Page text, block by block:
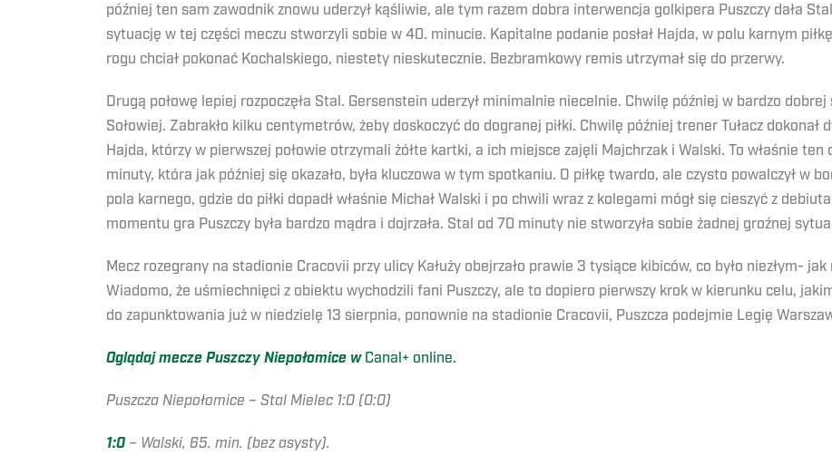
później ten sam zawodnik znowu uderzył kąśliwie, ale tym razem dobra interwencja golkipera Puszczy dała
sytuację w tej części meczu stworzyli sobie w 40. minucie. Kapitalne podanie posłał Hajda, w polu karnym
rogu chciał pokonać Kochalskiego, niestety nieskutecznie. Bezbramkowy remis utrzymał się do przerwy.
Drugą połowę lepiej rozpoczęła Stal. Gersenstein uderzył minimalnie niecelnie. Chwilę później w bardzo
Sołowiej. Zabrakło kilku centymetrów, żeby doskoczyć do dogranej piłki. Chwilę później trener Tułacz
Hajda, którzy w pierwszej połowie otrzymali żółte kartki, a ich miejsce zajęli Majchrzak i Walski. To właśnie
minuty, która jak później się okazało, była kluczowa w tym spotkaniu. O piłkę twardo, ale czysto powalczył w
pola karnego, gdzie do piłki dopadł właśnie Michał Walski i po chwili wraz z kolegami mógł się cieszyć z
momentu gra Puszczy była bardzo mądra i dojrzała. Stal od 70 minuty nie stworzyła sobie żadnej groźnej
Mecz rozegrany na stadionie Cracovii przy ulicy Kałuży obejrzało prawie 3 tysiące kibiców, co było niezłym-
Wiadomo, że uśmiechnięci z obiektu wychodzili fani Puszczy, ale to dopiero pierwszy krok w kierunku celu,
do zapunktowania już w niedzielę 13 sierpnia, ponownie na stadionie Cracovii, Puszcza podejmie Legię
Oglądaj mecze Puszczy Niepołomice w Canal+ online.
Puszcza Niepołomice – Stal Mielec 1:0 (0:0)
1:0 – Walski, 65. min. (bez asysty).